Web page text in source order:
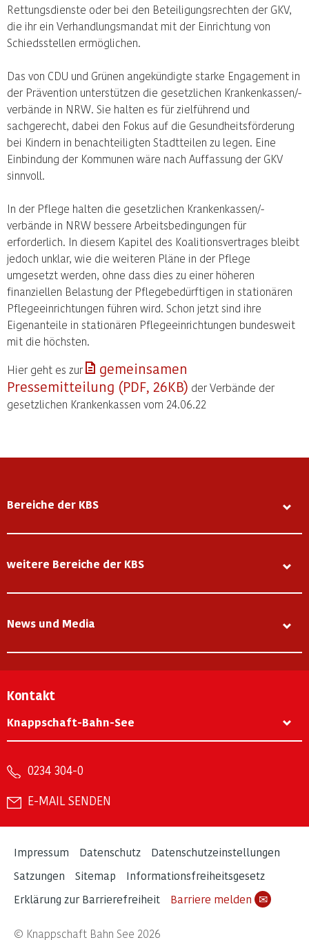
Rettungsdienste oder bei den Beteiligungsrechten der GKV,
die ihr ein Verhandlungsmandat mit der Einrichtung von
Schiedsstellen ermöglichen.
Das von CDU und Grünen angekündigte starke Engagement in
der Prävention unterstützen die gesetzlichen Krankenkassen/-
verbände in NRW. Sie halten es für zielführend und
sachgerecht, dabei den Fokus auf die Gesundheitsförderung
bei Kindern in benachteiligten Stadtteilen zu legen. Eine
Einbindung der Kommunen wäre nach Auffassung der GKV
sinnvoll.
In der Pflege halten die gesetzlichen Krankenkassen/-
verbände in NRW bessere Arbeitsbedingungen für
erforderlich. In diesem Kapitel des Koalitionsvertrages bleibt
jedoch unklar, wie die weiteren Pläne in der Pflege
umgesetzt werden, ohne dass dies zu einer höheren
finanziellen Belastung der Pflegebedürftigen in stationären
Pflegeeinrichtungen führen wird. Schon jetzt sind ihre
Eigenanteile in stationären Pflegeeinrichtungen bundesweit
mit die höchsten.
Hier geht es zur
gemeinsamen
Pressemitteilung (PDF, 26KB) der Verbände der
gesetzlichen Krankenkassen vom 24.06.22
Bereiche der KBS
weitere Bereiche der KBS
News und Media
Kontakt
Knappschaft-Bahn-See
0234 304-0
E-MAIL SENDEN
Impressum Datenschutz
Datenschutzeinstellungen
Satzungen
Sitemap
Informationsfreiheitsgesetz
Erklärung zur Barrierefreiheit
Barriere melden ✉
© Knappschaft Bahn See 2026